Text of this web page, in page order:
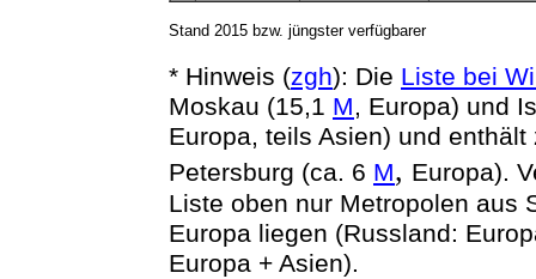
Stand 2015 bzw. jüngster verfügbarer
* Hinweis (zgh): Die Liste bei
Moskau (15,1 M, Europa) und
Europa, teils Asien) und enthält
Petersburg (ca. 6 M, Europa).
Liste oben nur Metropolen aus
Europa liegen (Russland:
Europa + Asien).